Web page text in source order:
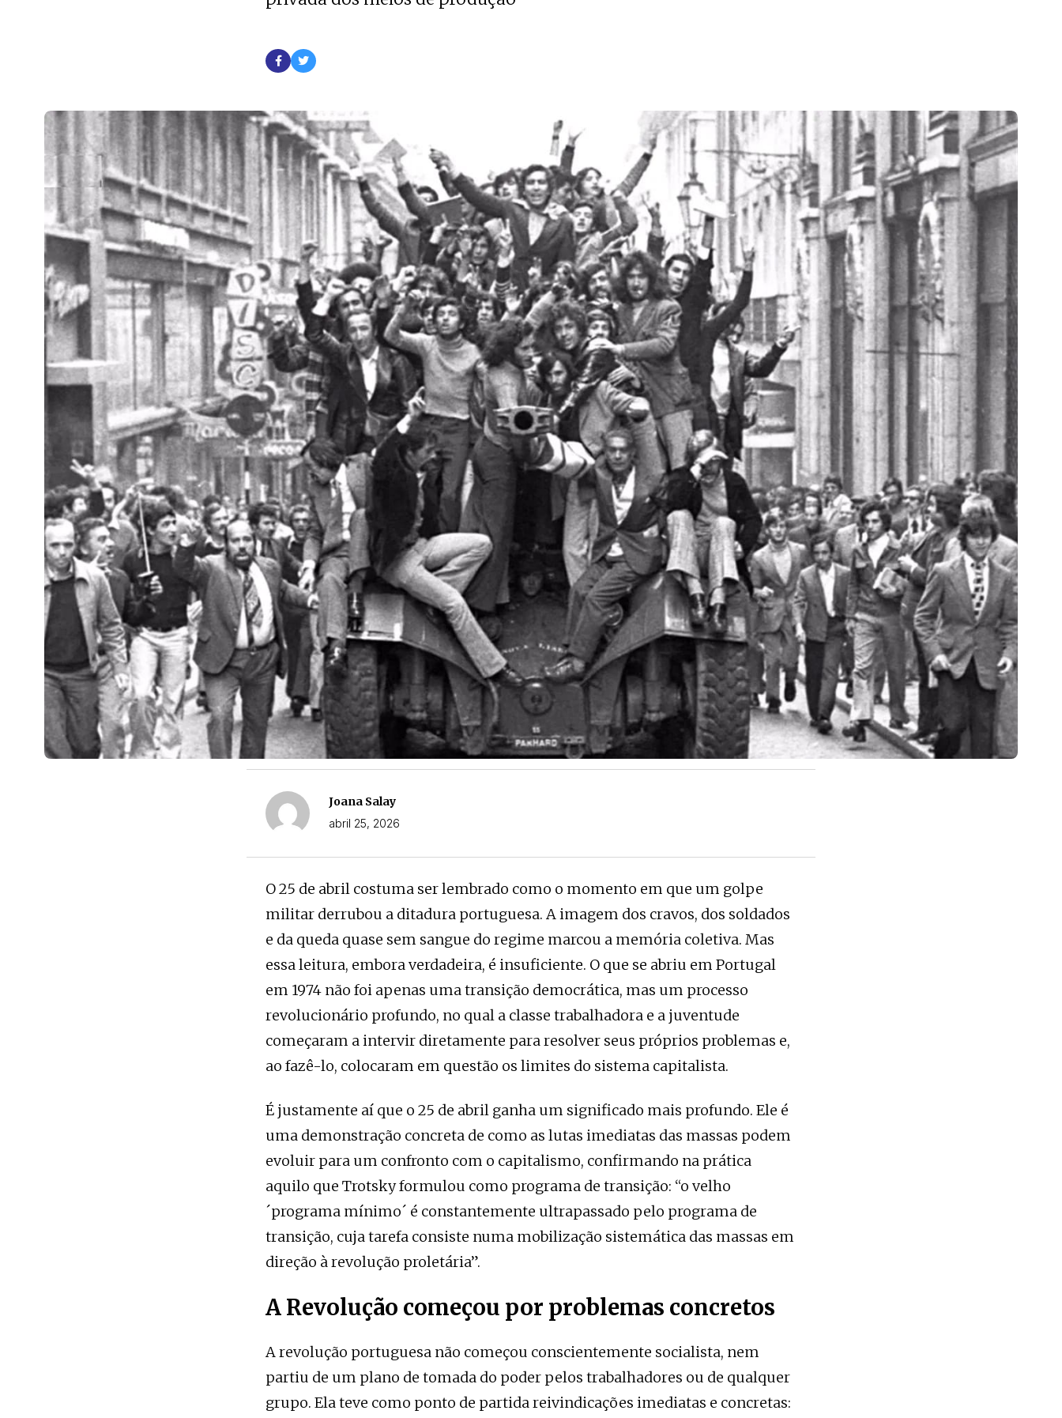
Joana Salay
abril 25, 2026
O 25 de abril costuma ser lembrado como o momento em que um golpe
militar derrubou a ditadura portuguesa. A imagem dos cravos, dos soldados
e da queda quase sem sangue do regime marcou a memória coletiva. Mas
essa leitura, embora verdadeira, é insuficiente. O que se abriu em Portugal
em 1974 não foi apenas uma transição democrática, mas um processo
revolucionário profundo, no qual a classe trabalhadora e a juventude
começaram a intervir diretamente para resolver seus próprios problemas e,
ao fazê-lo, colocaram em questão os limites do sistema capitalista.
É justamente aí que o 25 de abril ganha um significado mais profundo. Ele é
uma demonstração concreta de como as lutas imediatas das massas podem
evoluir para um confronto com o capitalismo, confirmando na prática
aquilo que Trotsky formulou como programa de transição: “o velho
´programa mínimo´ é constantemente ultrapassado pelo programa de
transição, cuja tarefa consiste numa mobilização sistemática das massas em
direção à revolução proletária”.
A Revolução começou por problemas concretos
A revolução portuguesa não começou conscientemente socialista, nem
partiu de um plano de tomada do poder pelos trabalhadores ou de qualquer
grupo. Ela teve como ponto de partida reivindicações imediatas e concretas: